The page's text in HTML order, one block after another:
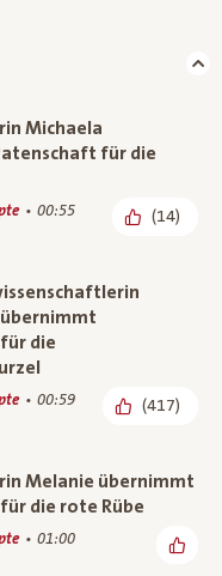
Michaela
für die
00:55 (14)
die
00:59 (417)
Melanie übernimmt
die rote Rübe
01:00